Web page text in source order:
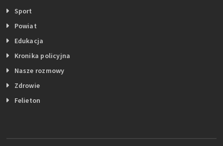
Sport
Powiat
Edukacja
Kronika policyjna
Nasze rozmowy
Zdrowie
Felieton